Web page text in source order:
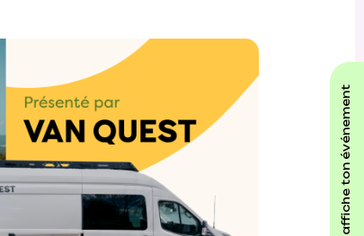
affiche ton événement